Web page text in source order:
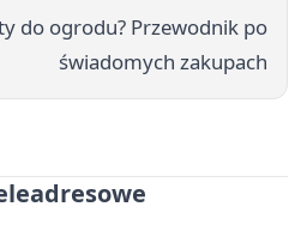
do ogrodu? Przewodnik po
świadomych zakupach